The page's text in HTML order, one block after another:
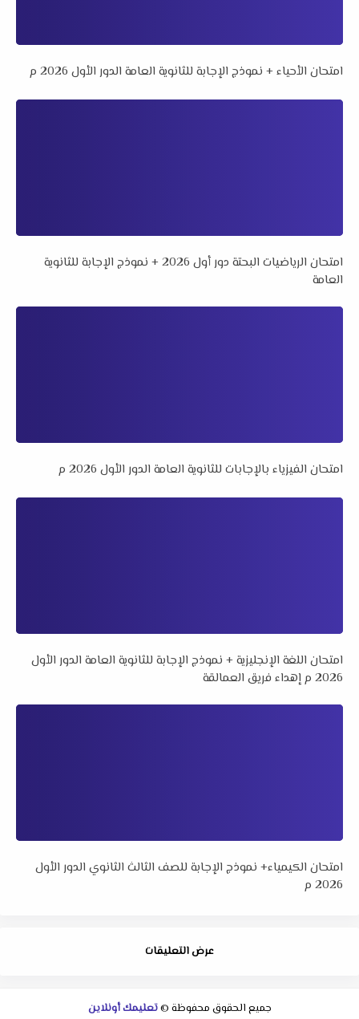
امتحان الأحياء + نموذج الإجابة للثانوية العامة الدور الأول 2026 م
امتحان الرياضيات البحتة دور أول 2026 + نموذج الإجابة للثانوية
العامة
امتحان الفيزياء بالإجابات للثانوية العامة الدور الأول 2026 م
امتحان اللغة الإنجليزية + نموذج الإجابة للثانوية العامة الدور الأول
2026 م إهداء فريق العمالقة
امتحان الكيمياء+ نموذج الإجابة للصف الثالث الثانوي الدور الأول
2026 م
عرض التعليقات
جميع الحقوق محفوظة ©تعليمك أونلاين